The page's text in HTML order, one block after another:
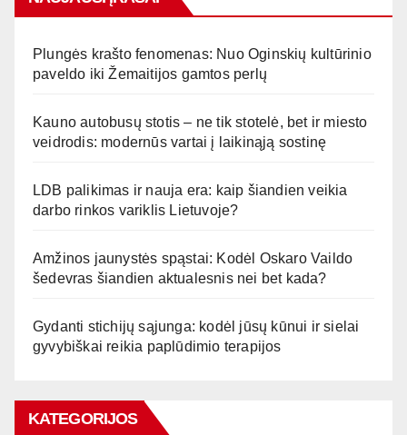
Plungės krašto fenomenas: Nuo Oginskių kultūrinio
paveldo iki Žemaitijos gamtos perlų
Kauno autobusų stotis – ne tik stotelė, bet ir miesto
veidrodis: modernūs vartai į laikinąją sostinę
LDB palikimas ir nauja era: kaip šiandien veikia
darbo rinkos variklis Lietuvoje?
Amžinos jaunystės spąstai: Kodėl Oskaro Vaildo
šedevras šiandien aktualesnis nei bet kada?
Gydanti stichijų sąjunga: kodėl jūsų kūnui ir sielai
gyvybiškai reikia paplūdimio terapijos
KATEGORIJOS